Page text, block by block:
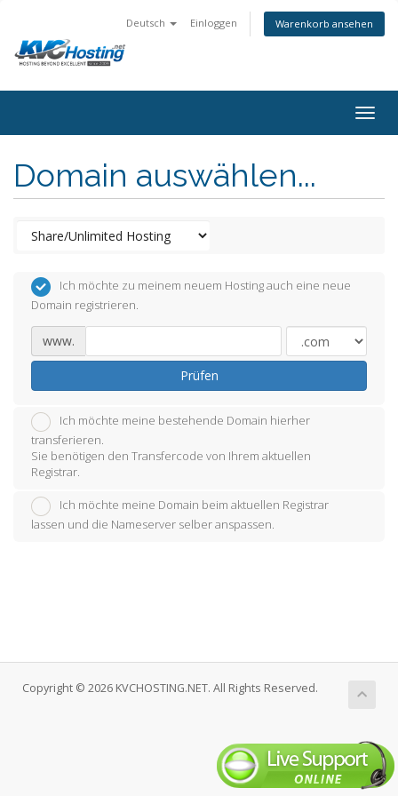
Deutsch Einloggen Warenkorb ansehen
Domain auswählen...
Ich möchte zu meinem neuem Hosting auch eine neue
Domain registrieren.
www.
Prüfen
Ich möchte meine bestehende Domain hierher
transferieren.
Sie benötigen den Transfercode von Ihrem aktuellen
Registrar.
Ich möchte meine Domain beim aktuellen Registrar
lassen und die Nameserver selber anspassen.
Copyright © 2026 KVCHOSTING.NET. All Rights Reserved.